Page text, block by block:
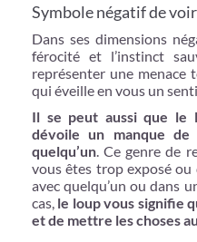
Symbole négatif de
Dans ses dimensions
férocité et l’instinct
représenter une menace
qui éveille en vous un
Il se peut aussi que le
dévoile un manque
quelqu’un . Ce genre de
vous êtes trop exposé
avec quelqu’un ou dans
cas, le loup vous signifie
et de mettre les choses